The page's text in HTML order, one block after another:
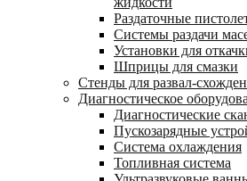
Раздаточные
Системы раздачи
Установки для
Шприцы для смазки
Стенды для развал-
Диагностическое
Диагностические
Пускозарядные
Система охлаждения
Топливная система